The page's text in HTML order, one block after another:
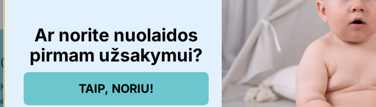
Kokybės garantija. Saugios ir
efektyvios prekės.
14 Dienų prekių grąžinimas.
Ar norite nuolaidos
pirmam užsakymui?
TAIP, NORIU!